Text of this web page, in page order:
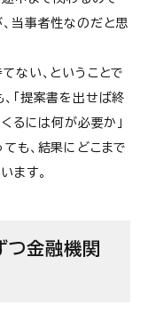
当事者性なのだと思
ない、ということで
「提案書を出せば終
るには何が必要か」
も、結果にどこまで
ます。
つ金融機関